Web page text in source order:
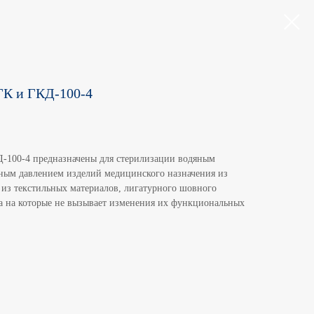
и ГКД-100-4
4 предназначены для стерилизации водяным
давлением изделий медицинского назначения из
текстильных материалов, лигатурного шовного
на которые не вызывает изменения их функциональных